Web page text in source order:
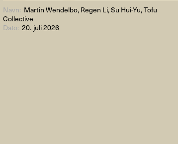
Navn: Martin Wendelbo, Regen Li, Su Hui-Yu, Tofu
Collective
Dato:20. juli 2026